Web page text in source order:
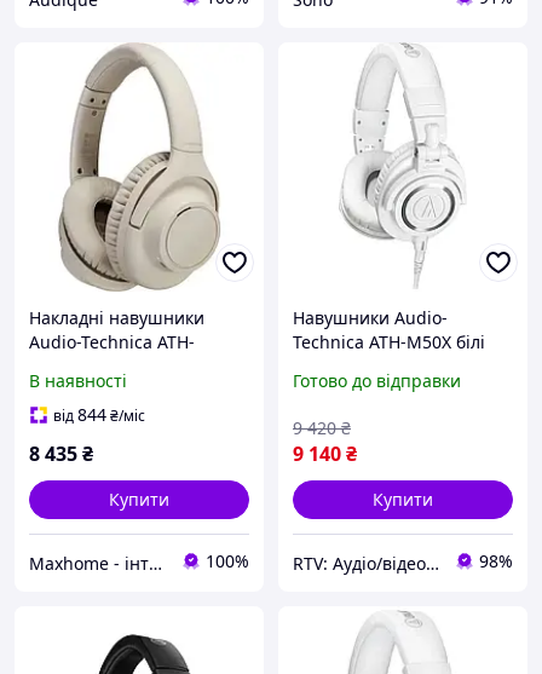
Накладні навушники
Audio-Technica ATH-
В наявності
від844₴/міс
8 435₴
Купити
Maxhome - інтернет магазин 100%
Навушники Audio-
Technica ATH-M50X білі
Готово до відправки
9 140₴
9 420 ₴
Купити
RTV: Аудіо/відео, побутова та комп'ютерна техніка з Європи 98%